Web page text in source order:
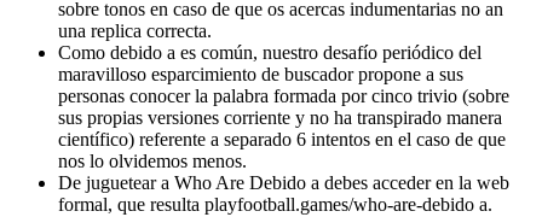
sobre tonos en caso de que os acercas indumentarias no an
una replica correcta.
Como debido a es común, nuestro desafío periódico del
maravilloso esparcimiento de buscador propone a sus
personas conocer la palabra formada por cinco trivio (sobre
sus propias versiones corriente y no ha transpirado manera
científico) referente a separado 6 intentos en el caso de que
nos lo olvidemos menos.
De juguetear a Who Are Debido a debes acceder en la web
formal, que resulta playfootball.games/who-are-debido a.